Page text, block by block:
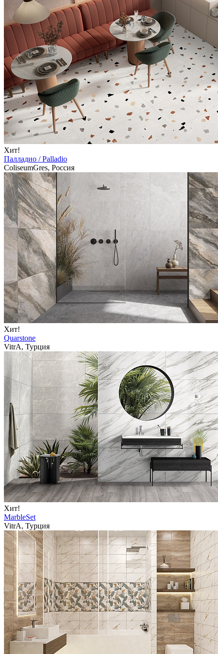
Хит!
Палладио / Palladio
ColiseumGres, Россия
Хит!
Quarstone
VitrA, Турция
Хит!
MarbleSet
VitrA, Турция